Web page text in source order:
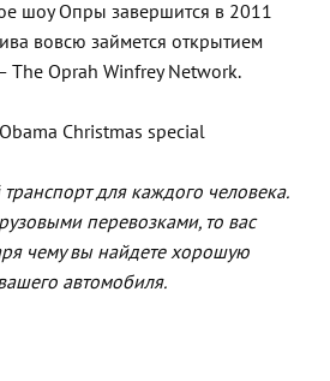
шоу Опры завершится в 2011
вовсю займется открытием
The Oprah Winfrey Network.
Christmas special
для каждого человека.
перевозками, то вас
чему вы найдете хорошую
автомобиля.